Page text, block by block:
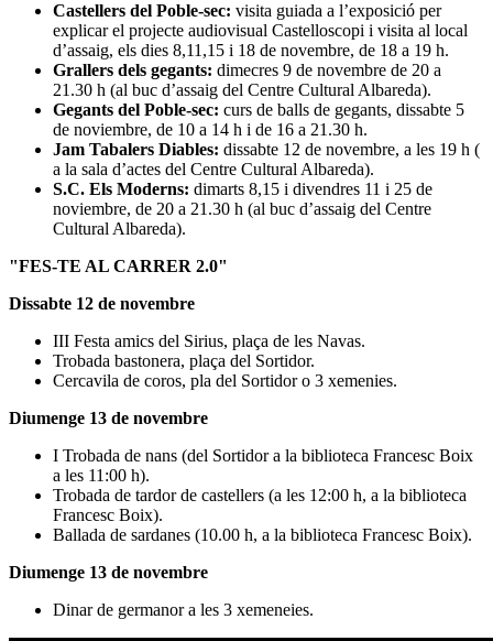
Castellers del Poble-sec: visita guiada a l’exposició per
explicar el projecte audiovisual Castelloscopi i visita al local
d’assaig, els dies 8,11,15 i 18 de novembre, de 18 a 19 h.
Grallers dels gegants: dimecres 9 de novembre de 20 a
21.30 h (al buc d’assaig del Centre Cultural Albareda).
Gegants del Poble-sec: curs de balls de gegants, dissabte 5
de noviembre, de 10 a 14 h i de 16 a 21.30 h.
Jam Tabalers Diables: dissabte 12 de novembre, a les 19 h (
a la sala d’actes del Centre Cultural Albareda).
S.C. Els Moderns: dimarts 8,15 i divendres 11 i 25 de
noviembre, de 20 a 21.30 h (al buc d’assaig del Centre
Cultural Albareda).
"FES-TE AL CARRER 2.0"
Dissabte 12 de novembre
III Festa amics del Sirius, plaça de les Navas.
Trobada bastonera, plaça del Sortidor.
Cercavila de coros, pla del Sortidor o 3 xemenies.
Diumenge 13 de novembre
I Trobada de nans (del Sortidor a la biblioteca Francesc Boix
a les 11:00 h).
Trobada de tardor de castellers (a les 12:00 h, a la biblioteca
Francesc Boix).
Ballada de sardanes (10.00 h, a la biblioteca Francesc Boix).
Diumenge 13 de novembre
Dinar de germanor a les 3 xemeneies.